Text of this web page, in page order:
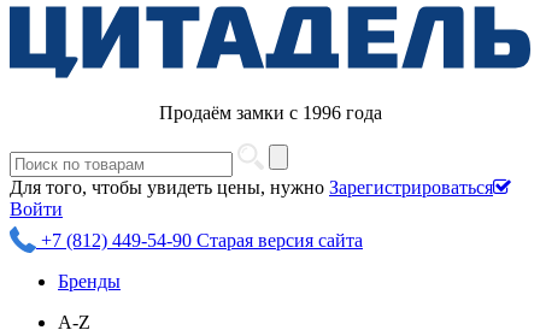
Продаём замки с 1996 года
Для того, чтобы увидеть цены, нужно Зарегистрироваться
Войти
+7 (812) 449-54-90 Старая версия сайта
Бренды
A-Z